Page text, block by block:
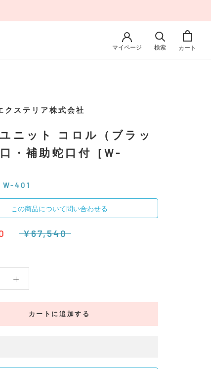
マイページ 検索 カート
クステリア株式会社
ニット コロル（ブラッ
・補助蛇口付［W-
W-401
この商品について問い合わせる
¥67,540
カートに追加する